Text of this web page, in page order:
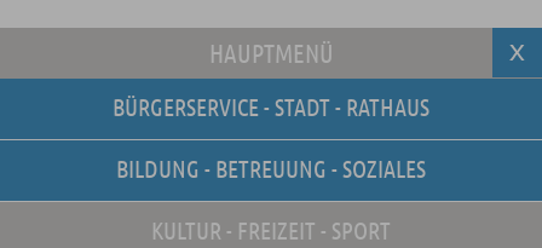
HAUPTMENÜ
BÜRGERSERVICE - STADT - RATHAUS
BILDUNG - BETREUUNG - SOZIALES
KULTUR - FREIZEIT - SPORT
Unsere Stellenangebote
Online-Terminvereinbarung
Amtliche
Bekanntmachungen